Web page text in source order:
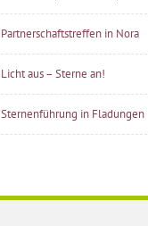
Partnerschaftstreffen in Nora
Licht aus – Sterne an!
Sternenführung in Fladungen